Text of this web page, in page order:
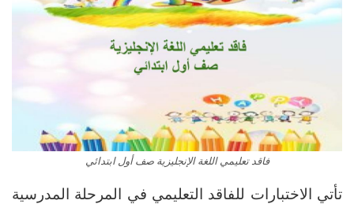
فاقد تعليمي اللغة الإنجليزية صف أول ابتدائي
تأتي الاختبارات للفاقد التعليمي في المرحلة المدرسية